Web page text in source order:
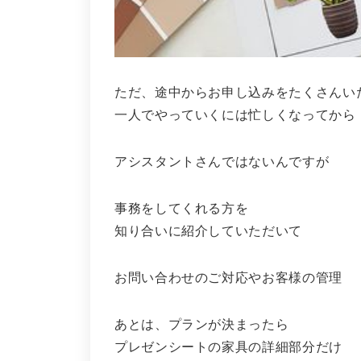
ただ、途中からお申し込みをたくさんい
一人でやっていくには忙しくなってから
アシスタントさんではないんですが
事務をしてくれる方を
知り合いに紹介していただいて
お問い合わせのご対応やお客様の管理
あとは、プランが決まったら
プレゼンシートの家具の詳細部分だけ